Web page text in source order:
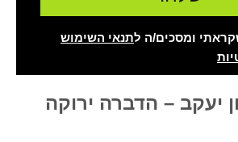
ומסכים/ה לתנאי השימוש
יעקב – הדברה ירוקה